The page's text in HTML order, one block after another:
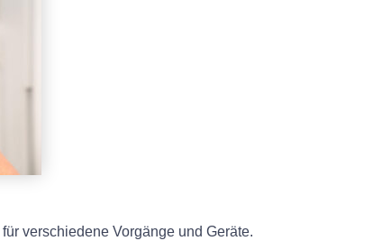
verschiedene Vorgänge und Geräte.